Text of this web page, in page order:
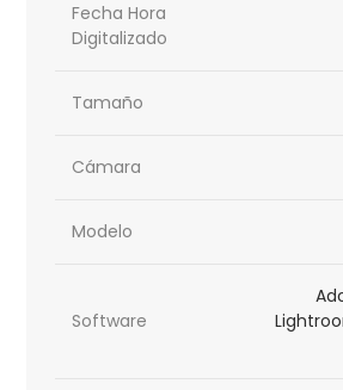
Fecha Hora
Digitalizado
Tamaño
Cámara
Modelo
Software